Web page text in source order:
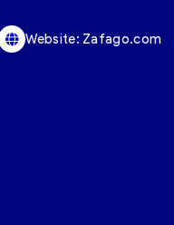
Website: Zafago.com